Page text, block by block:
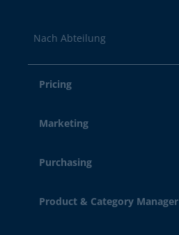
Nach Abteilung
Pricing
Marketing
Purchasing
Product & Category Manager